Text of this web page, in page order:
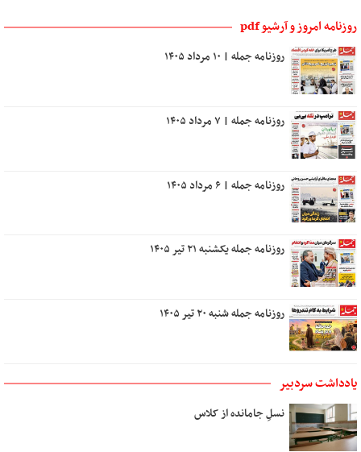
روزنامه امروز و آرشیو pdf
روزنامه جمله | ۱۰ مرداد ۱۴۰۵
روزنامه جمله | ۷ مرداد ۱۴۰۵
روزنامه جمله | ۶ مرداد ۱۴۰۵
روزنامه جمله یکشنبه ۲۱ تیر ۱۴۰۵
روزنامه جمله شنبه ۲۰ تیر ۱۴۰۵
یادداشت سردبیر
نسلِ جامانده از کلاس